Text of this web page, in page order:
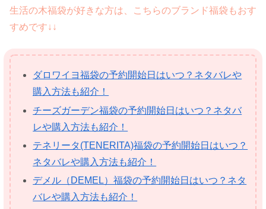
生活の木福袋が好きな方は、こちらのブランド福袋もおす
すめです↓↓
ダロワイヨ福袋の予約開始日はいつ？ネタバレや
購入方法も紹介！
チーズガーデン福袋の予約開始日はいつ？ネタバ
レや購入方法も紹介！
テネリータ(TENERITA)福袋の予約開始日はいつ？
ネタバレや購入方法も紹介！
デメル（DEMEL）福袋の予約開始日はいつ？ネタ
バレや購入方法も紹介！